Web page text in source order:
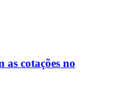
as cotações no